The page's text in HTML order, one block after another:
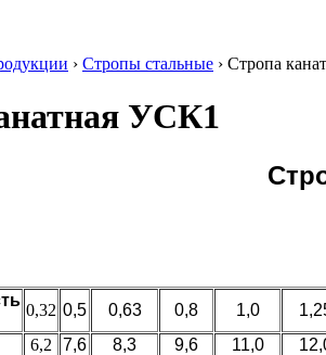
› Стропы стальные › Стропа
УСК1
0,32 0,5 0,63 0,8 1,0
6,2 7,6 8,3 9,6 11,0